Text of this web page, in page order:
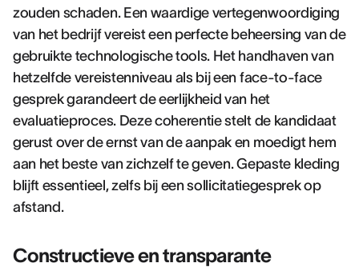
zouden schaden. Een waardige vertegenwoordiging
van het bedrijf vereist een perfecte beheersing van de
gebruikte technologische tools. Het handhaven van
hetzelfde vereistenniveau als bij een face-to-face
gesprek garandeert de eerlijkheid van het
evaluatieproces. Deze coherentie stelt de kandidaat
gerust over de ernst van de aanpak en moedigt hem
aan het beste van zichzelf te geven. Gepaste kleding
blijft essentieel, zelfs bij een sollicitatiegesprek op
afstand.
Constructieve en transparante